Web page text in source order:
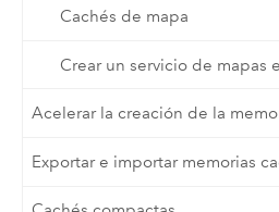
Cachés de mapa
Crear un servicio de mapas
Acelerar la creación de la
Exportar e importar memorias